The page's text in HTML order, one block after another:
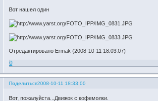
Вот нашел один
Отредактировано Ermak (2008-10-11 18:03:07)
0
Поделиться2008-10-11 18:33:00
Вот, пожалуйста...Движок с кофемолки.